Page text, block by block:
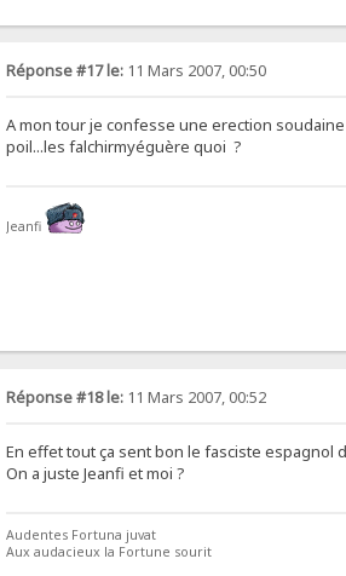
Réponse #17 le:11 Mars 2007, 00:50
A mon tour je confesse une erection
poil...les falchirmyéguère quoi ?
Jeanfi
Réponse #18 le:11 Mars 2007, 00:52
En effet tout ça sent bon le fasciste espagnol
On a juste Jeanfi et moi ?
Audentes Fortuna juvat
Aux audacieux la Fortune sourit